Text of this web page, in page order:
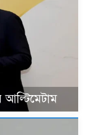
আল্টিমেটাম